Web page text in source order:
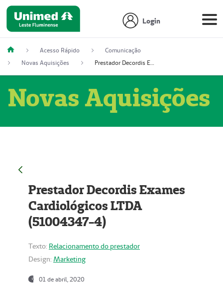
Login
Acesso Rápido
Comunicação
Novas Aquisições
Prestador Decordis Exames Cardiológicos LTDA (51004347-4)
Novas Aquisições
Prestador Decordis Exames
Cardiológicos LTDA
(51004347-4)
Texto: Relacionamento do prestador
Design: Marketing
01 de abril, 2020